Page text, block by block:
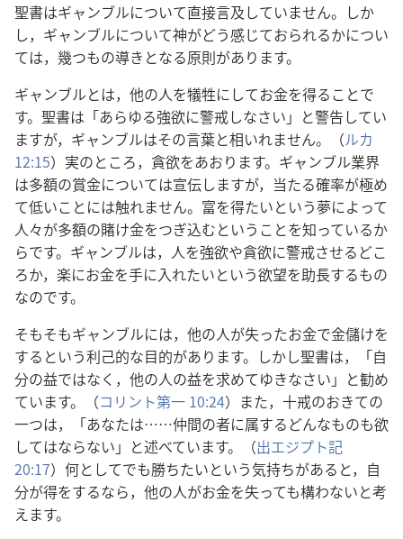
聖書​は​ギャンブル​に​つい​て​直接​言及​し​て​い​ませ​ん。しか
し，ギャンブル​に​つい​て​神​が​どう​感じ​て​おら​れる​か​に​つい​
て​は，幾つ​も​の​導き​と​なる​原則​が​あり​ます。
ギャンブル​と​は，他​の​人​を​犠牲​に​し​て​お金​を​得る​こと​で
す。聖書​は「あらゆる​強欲​に​警戒​し​なさい」と​警告​し​て​い​
ます​が，ギャンブル​は​その​言葉​と​相いれ​ませ​ん。（ルカ
12:15）実​の​ところ，貪欲​を​あおり​ます。ギャンブル​業界​
は​多額​の​賞金​に​つい​て​は​宣伝​し​ます​が，当たる​確率​が​極め
て​低い​こと​に​は​触れ​ませ​ん。富​を​得​たい​と​いう​夢​に​よっ​て​
人々​が​多額​の​賭け​金​を​つぎ込む​と​いう​こと​を​知っ​て​いる​か
ら​です。ギャンブル​は，人​を​強欲​や​貪欲​に​警戒​さ​せる​どこ
ろ​か，楽​に​お金​を​手​に​入れ​たい​と​いう​欲望​を​助長​する​もの​
な​の​です。
そもそも​ギャンブル​に​は，他​の​人​が​失っ​た​お金​で​金儲け​を​
する​と​いう​利己​的​な​目的​が​あり​ます。しかし​聖書​は，「自
分​の​益​で​は​なく，他​の​人​の​益​を​求め​て​ゆき​なさい」と​勧め​
て​い​ます。（コリント​第​一 10:24）また，十戒​の​おきて​の​
一つ​は，「あなた​は……仲間​の​者​に​属する​どんな​もの​も​欲
し​て​は​なら​ない」と​述べ​て​い​ます。（出エジプト​記
20:17）何​と​し​て​でも​勝ち​たい​と​いう​気持ち​が​ある​と，自
分​が​得​を​する​なら，他​の​人​が​お金​を​失っ​て​も​構わ​ない​と​考
え​ます。